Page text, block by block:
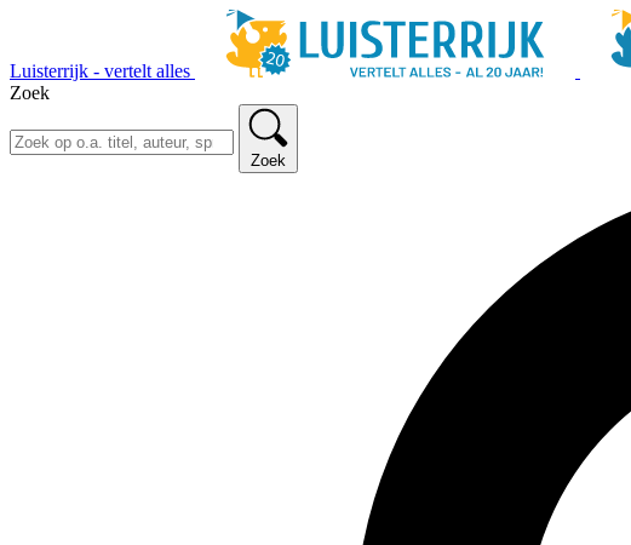
Luisterrijk - vertelt alles
Zoek
Zoek